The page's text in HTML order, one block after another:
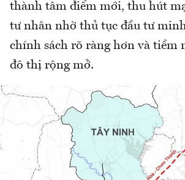
thành tâm điểm mới, thu hút
tư nhân nhờ thủ tục đầu tư
chính sách rõ ràng hơn và tiềm
đô thị rộng mở.